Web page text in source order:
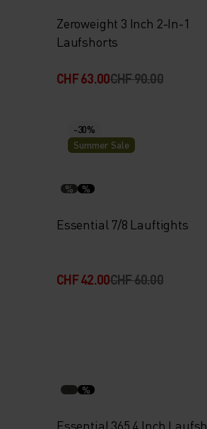
Zeroweight 3 Inch 2-In-1
Laufshorts
CHF 63.00CHF 90.00
-30%
Summer Sale
% %
Essential 7/8 Lauftights
CHF 42.00CHF 60.00
%
Essential 365 4 Inch